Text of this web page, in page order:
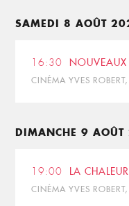
SAMEDI 8 AOÛT
16:30
CINÉMA YVES
DIMANCHE 9
19:00 LA CHALEUR
CINÉMA YVES